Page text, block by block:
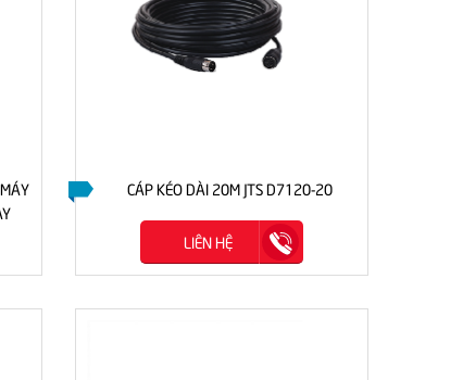
CÁP KÉO DÀI 20M JTS D7120-20
LIÊN HỆ